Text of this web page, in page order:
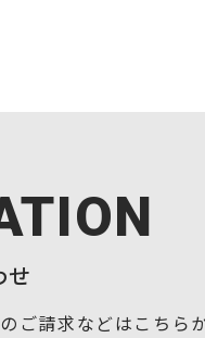
せ
ご請求などはこちら